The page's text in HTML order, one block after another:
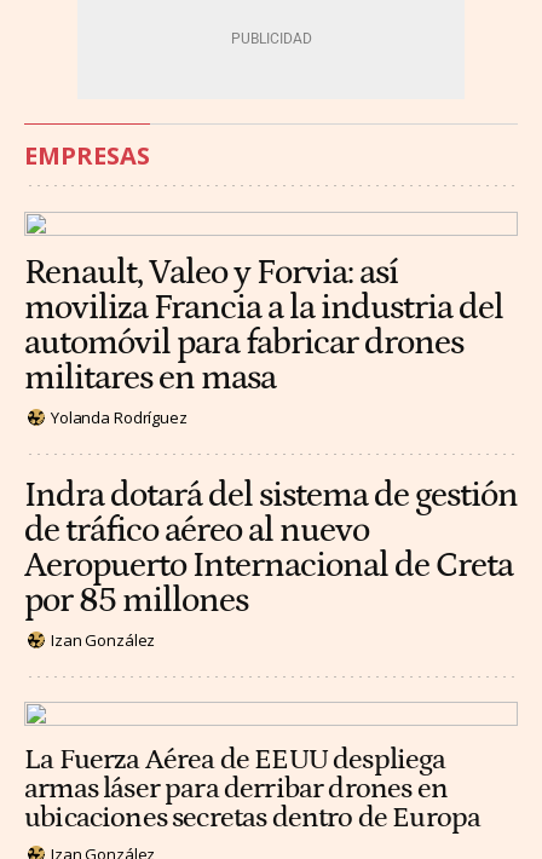
EMPRESAS
Renault, Valeo y Forvia: así
moviliza Francia a la industria del
automóvil para fabricar drones
militares en masa
Yolanda Rodríguez
Indra dotará del sistema de gestión
de tráfico aéreo al nuevo
Aeropuerto Internacional de Creta
por 85 millones
Izan González
La Fuerza Aérea de EEUU despliega
armas láser para derribar drones en
ubicaciones secretas dentro de Europa
Izan González